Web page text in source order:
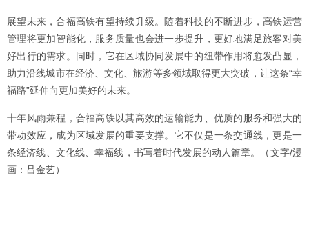
展望未来，合福高铁有望持续升级。随着科技的不断进步，高铁运营
管理将更加智能化，服务质量也会进一步提升，更好地满足旅客对美
好出行的需求。同时，它在区域协同发展中的纽带作用将愈发凸显，
助力沿线城市在经济、文化、旅游等多领域取得更大突破，让这条“幸
福路”延伸向更加美好的未来。
十年风雨兼程，合福高铁以其高效的运输能力、优质的服务和强大的
带动效应，成为区域发展的重要支撑。它不仅是一条交通线，更是一
条经济线、文化线、幸福线，书写着时代发展的动人篇章。（文字/漫
画：吕金艺）